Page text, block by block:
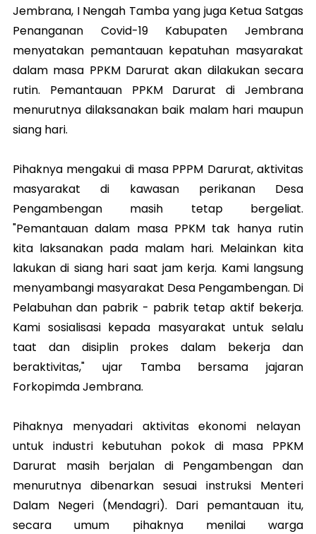
Jembrana, I Nengah Tamba yang juga Ketua Satgas
Penanganan Covid-19 Kabupaten Jembrana
menyatakan pemantauan kepatuhan masyarakat
dalam masa PPKM Darurat akan dilakukan secara
rutin. Pemantauan PPKM Darurat di Jembrana
menurutnya dilaksanakan baik malam hari maupun
siang hari.
Pihaknya mengakui di masa PPPM Darurat, aktivitas
masyarakat di kawasan perikanan Desa
Pengambengan masih tetap bergeliat.
"Pemantauan dalam masa PPKM tak hanya rutin
kita laksanakan pada malam hari. Melainkan kita
lakukan di siang hari saat jam kerja. Kami langsung
menyambangi masyarakat Desa Pengambengan. Di
Pelabuhan dan pabrik - pabrik tetap aktif bekerja.
Kami sosialisasi kepada masyarakat untuk selalu
taat dan disiplin prokes dalam bekerja dan
beraktivitas," ujar Tamba bersama jajaran
Forkopimda Jembrana.
Pihaknya menyadari aktivitas ekonomi nelayan
untuk industri kebutuhan pokok di masa PPKM
Darurat masih berjalan di Pengambengan dan
menurutnya dibenarkan sesuai instruksi Menteri
Dalam Negeri (Mendagri). Dari pemantauan itu,
secara umum pihaknya menilai warga